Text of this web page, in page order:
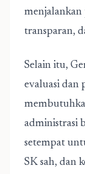
menjalankan
transparan,
Selain itu,
evaluasi dan
administrasi
setempat
SK sah, dan